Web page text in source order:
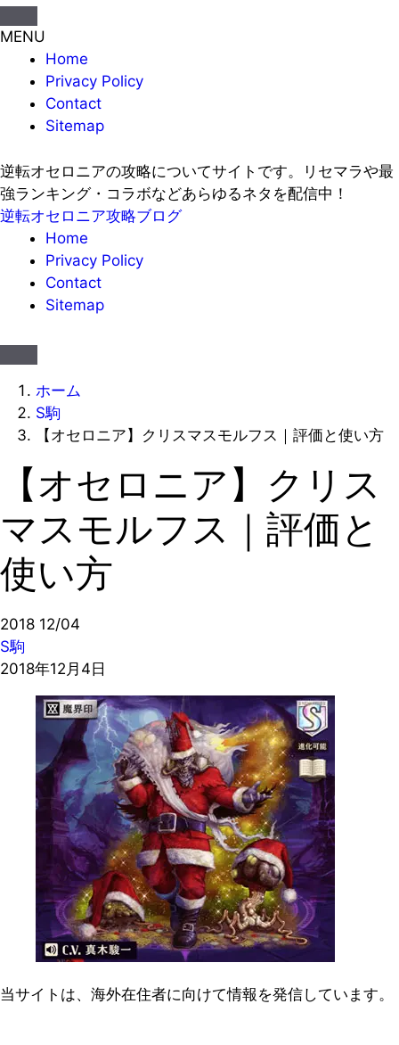
MENU
Home
Privacy Policy
Contact
Sitemap
逆転オセロニアの攻略についてサイトです。リセマラや最
強ランキング・コラボなどあらゆるネタを配信中！
逆転オセロニア攻略ブログ
Home
Privacy Policy
Contact
Sitemap
ホーム
S駒
【オセロニア】クリスマスモルフス｜評価と使い方
【オセロニア】クリス
マスモルフス｜評価と
使い方
2018 12/04
S駒
2018年12月4日
当サイトは、海外在住者に向けて情報を発信しています。